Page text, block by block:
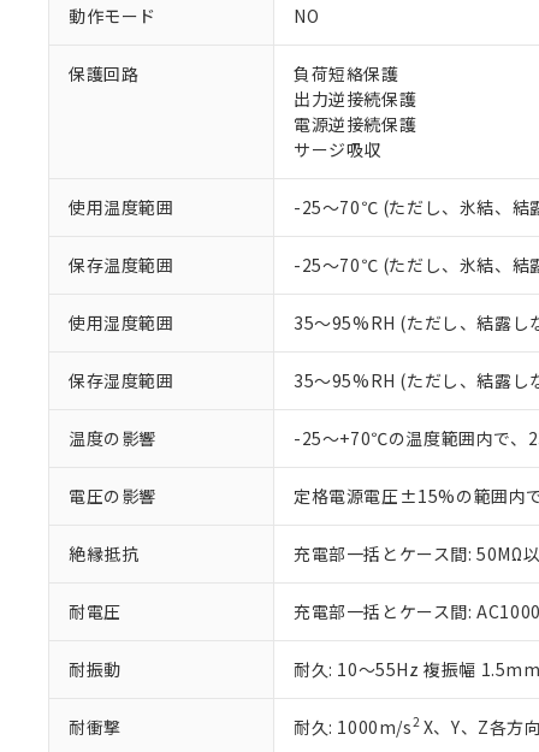
動作モード NO
保護回路
負荷短絡保護
出力逆接続保護
電源逆接続保護
サージ吸収
使用温度範囲 -25～70℃ (ただし、氷結、結
保存温度範囲 -25～70℃ (ただし、氷結、結
使用湿度範囲 35～95%RH (ただし、結露し
保存湿度範囲 35～95%RH (ただし、結露し
温度の影響 -25～+70℃の温度範囲内で
電圧の影響 定格電源電圧±15%の範囲内
絶縁抵抗 充電部一括とケース間: 50MΩ
耐電圧 充電部一括とケース間:
耐振動 耐久: 10～55Hz 複振幅
耐衝撃 耐久: 1000m/s2X、Y、Z各方
ご利用条件
以下の条件をお読
くものです。
当社制御機
のであり、
い。
当社販売員に
オムロン制
在庫状況お
す。
マイパーツ
が、当社の
さい。
※当社の共同
いる法人を
非該当品：ライセ
仕入先様の事情に
があります。
フタル酸ビス(2-エチル
但し、RoHS指令で産
フタル酸エステル類の
※2 対応予定月
部品在庫の切り替
※3 非含有証明
EU RoHS指令（
51物質の非含有証
※本証明書は発行
また、RoHS指令
混在することか
既に当社にて対
り割愛しておりま
※1 中国
「○」：最大均質
*中国RoHS10物質の基
Pb(鉛) :1000ppm、
Cr(Ⅵ)(六価クロム) :
DBP(フタル酸ジブチル
DEHP(フタル酸ビス(2-
「ｅ」：有害物質
「10」：通常の使
味します。
「－」：未確認で
う）を輸出
などの必要
当社は規制
ます。
当社は貴社
当社は、貴
また当社は
たしません。
号
○ 一定数
△ 一定数
－
在庫な
機器販
空
白
受注生